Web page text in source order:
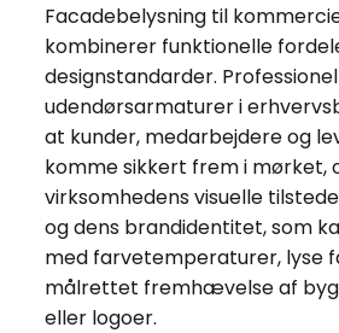
Facadebelysning til
kombinerer funktionelle
designstandarder.
udendørsarmaturer i
at kunder, medarbejdere og
komme sikkert frem i mørket,
virksomhedens visuelle
og dens brandidentitet, som
med farvetemperaturer, lyse
målrettet fremhævelse af
eller logoer.